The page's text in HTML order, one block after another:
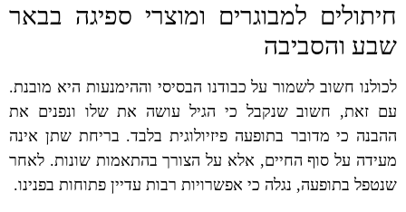
חיתולים למבוגרים ומוצרי ספיגה בבאר
שבע והסביבה
לכולנו חשוב לשמור על כבודנו הבסיסי וההימנעות היא מובנת.
עם זאת, חשוב שנקבל כי הגיל עושה את שלו ונפנים את
ההבנה כי מדובר בתופעה פיזיולוגית בלבד. בריחת שתן אינה
מעידה על סוף החיים, אלא על הצורך בהתאמות שונות. לאחר
שנטפל בתופעה, נגלה כי אפשרויות רבות עדיין פתוחות בפנינו.